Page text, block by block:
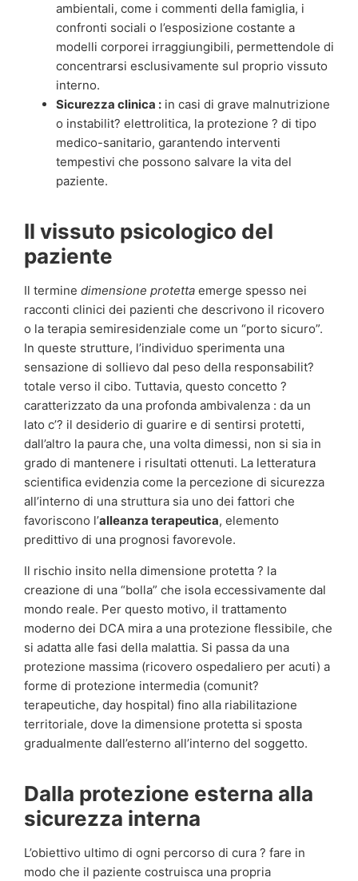
ambientali, come i commenti della famiglia, i
confronti sociali o l’esposizione costante a
modelli corporei irraggiungibili, permettendole di
concentrarsi esclusivamente sul proprio vissuto
interno.
Sicurezza clinica : in casi di grave malnutrizione
o instabilit? elettrolitica, la protezione ? di tipo
medico-sanitario, garantendo interventi
tempestivi che possono salvare la vita del
paziente.
Il vissuto psicologico del
paziente
Il termine dimensione protetta emerge spesso nei
racconti clinici dei pazienti che descrivono il ricovero
o la terapia semiresidenziale come un “porto sicuro”.
In queste strutture, l’individuo sperimenta una
sensazione di sollievo dal peso della responsabilit?
totale verso il cibo. Tuttavia, questo concetto ?
caratterizzato da una profonda ambivalenza : da un
lato c’? il desiderio di guarire e di sentirsi protetti,
dall’altro la paura che, una volta dimessi, non si sia in
grado di mantenere i risultati ottenuti. La letteratura
scientifica evidenzia come la percezione di sicurezza
all’interno di una struttura sia uno dei fattori che
favoriscono l’alleanza terapeutica, elemento
predittivo di una prognosi favorevole.
Il rischio insito nella dimensione protetta ? la
creazione di una “bolla” che isola eccessivamente dal
mondo reale. Per questo motivo, il trattamento
moderno dei DCA mira a una protezione flessibile, che
si adatta alle fasi della malattia. Si passa da una
protezione massima (ricovero ospedaliero per acuti) a
forme di protezione intermedia (comunit?
terapeutiche, day hospital) fino alla riabilitazione
territoriale, dove la dimensione protetta si sposta
gradualmente dall’esterno all’interno del soggetto.
Dalla protezione esterna alla
sicurezza interna
L’obiettivo ultimo di ogni percorso di cura ? fare in
modo che il paziente costruisca una propria